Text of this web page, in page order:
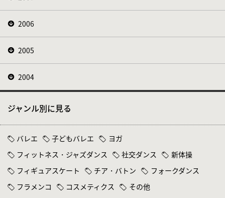
2006
2005
2004
ジャンル別に見る
バレエ 子どもバレエ
ヨガ
フィットネス・ジャズダンス
社交ダンス
新体操
フィギュアスケート
チア・バトン
フォークダンス
フラメンコ
コスメティクス その他